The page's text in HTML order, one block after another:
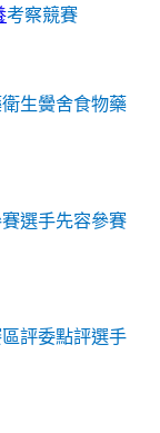
考察競賽
生黌舍食物藥
選手先容參賽
評委點評選手